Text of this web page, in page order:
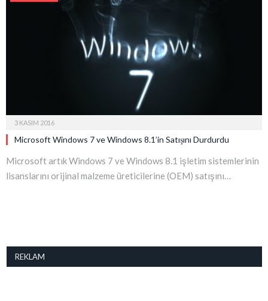
3 KASIM 2016
Microsoft Windows 7 ve Windows 8.1’in Satışını Durdurdu
Microsoft artık Windows 7 ve Windows 8.1 işletim sistemlerinin
lisanslarını orijinal malzeme üreticilerine (OEM) satışını…
REKLAM